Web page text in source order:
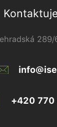
289/
+420